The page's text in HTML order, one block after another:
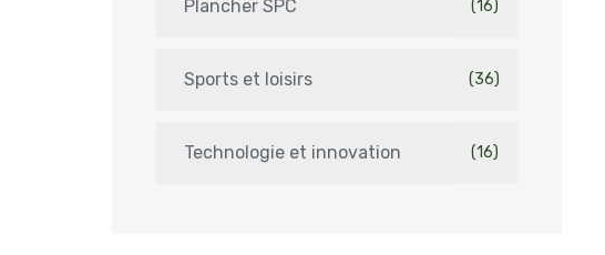
Plancher SPC (16)
Sports et loisirs (36)
Technologie et innovation (16)